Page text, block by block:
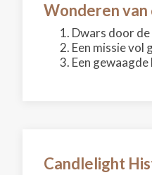
Wonderen
Dwars door
Een missie
Een
Candlelight